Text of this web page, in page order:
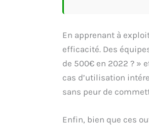
En apprenant à
efficacité. Des
de 500€ en 2022 ? »
cas d’utilisation
sans peur de
Enfin, bien que ces